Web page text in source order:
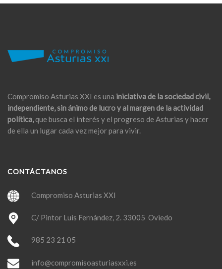
Compromiso Asturias XXI es una iniciativa de la sociedad civil,
independiente, sin ánimo de lucro y al margen de la actividad
política,que busca el interés y el progreso de Asturias y hacer
de ella un lugar cada vez mejor para vivir.
CONTÁCTANOS
Compromiso Asturias XXI
C/ Pintor Luis Fernández, 2. 33005 Oviedo
985 23 21 05
info@compromisoasturiasxxi.es